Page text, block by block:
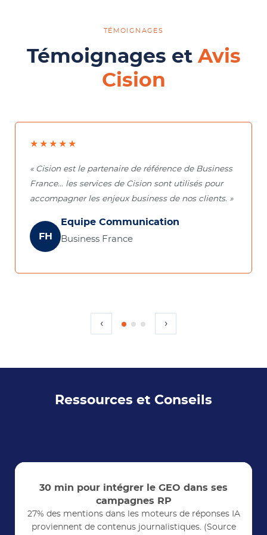
TÉMOIGNAGES
Témoignages et Avis
Cision
★★★★★
« Cision est le partenaire de référence de Business
France… les services de Cision sont utilisés pour
accompagner les enjeux business de nos clients. »
FH
Equipe Communication
Business France
‹ ›
Ressources et Conseils
30 min pour intégrer le GEO dans ses
campagnes RP
27% des mentions dans les moteurs de réponses IA
proviennent de contenus journalistiques. (Source